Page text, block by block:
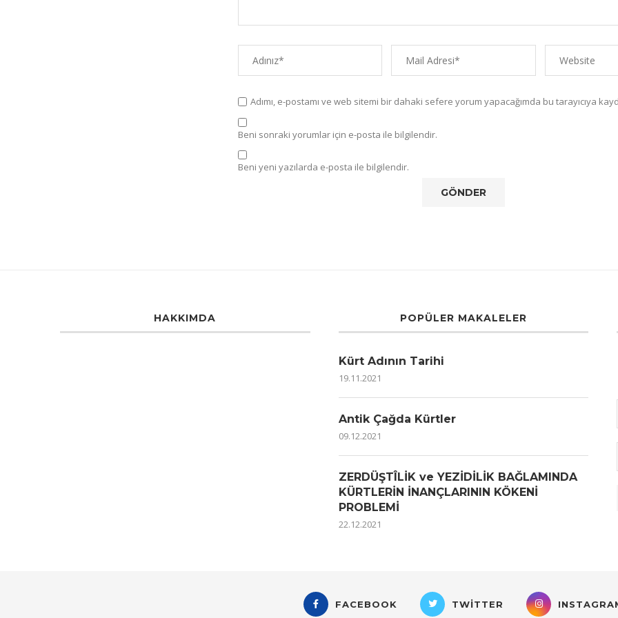
Adımı, e-postamı ve web sitemi bir dahaki sefere yorum yapacağımda bu tarayıcıya
Beni sonraki yorumlar için e-posta ile bilgilendir.
Beni yeni yazılarda e-posta ile bilgilendir.
HAKKIMDA POPÜLER MAKALELER
Kürt Adının Tarihi
19.11.2021
Antik Çağda Kürtler
09.12.2021
ZERDÜŞTÎLİK ve YEZİDİLİK BAĞLAMINDA
KÜRTLERİN İNANÇLARININ KÖKENİ
PROBLEMİ
22.12.2021
FACEBOOK TWITTER